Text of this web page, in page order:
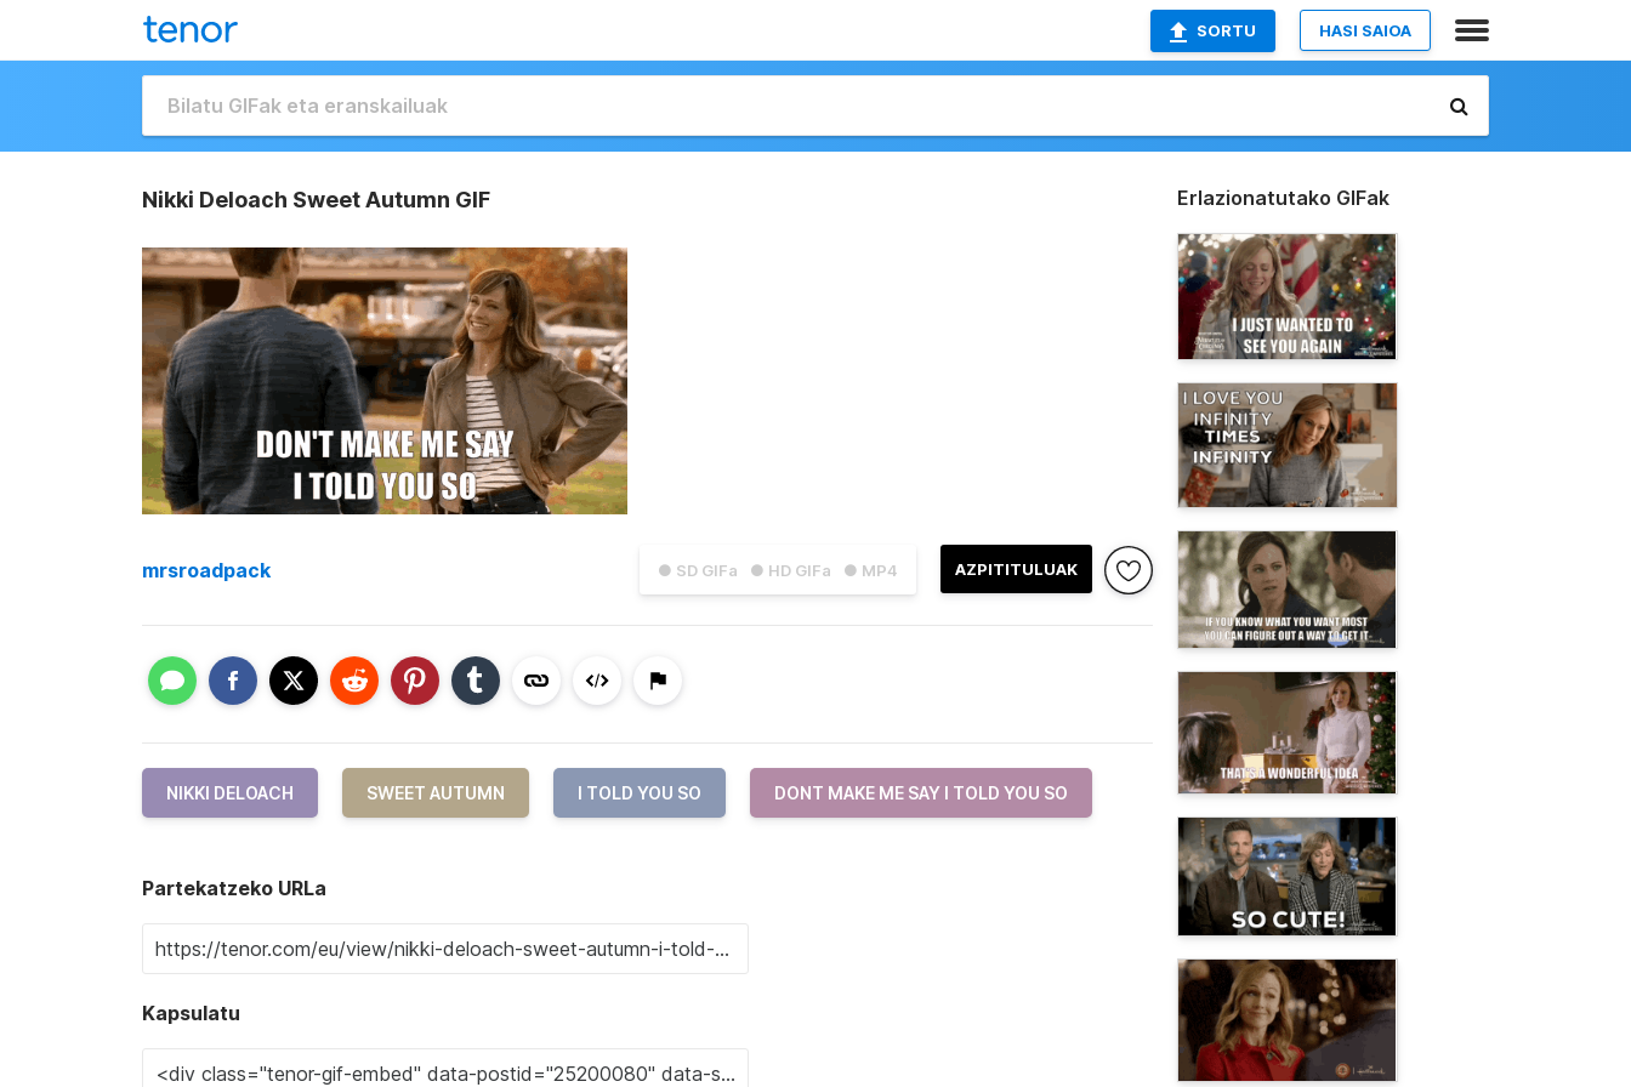
SORTU HASI SAIOA
Nikki Deloach Sweet Autumn GIF
● SD GIFa ● HD GIFa ● MP4 AZPITITULUAK
mrsroadpack
NIKKI DELOACH SWEET AUTUMN I TOLD YOU SO DONT MAKE ME SAY I TOLD YOU SO
Partekatzeko URLa
Kapsulatu
Erlazionatutako GIFak